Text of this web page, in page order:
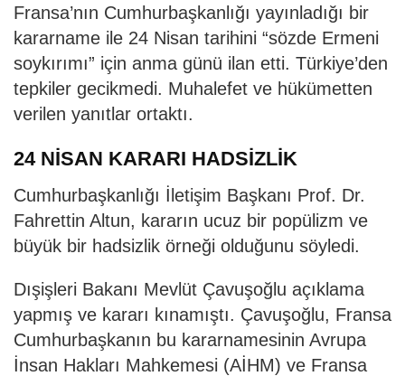
Fransa’nın Cumhurbaşkanlığı yayınladığı bir
kararname ile 24 Nisan tarihini “sözde Ermeni
soykırımı” için anma günü ilan etti. Türkiye’den
tepkiler gecikmedi. Muhalefet ve hükümetten
verilen yanıtlar ortaktı.
24 NİSAN KARARI HADSİZLİK
Cumhurbaşkanlığı İletişim Başkanı Prof. Dr.
Fahrettin Altun, kararın ucuz bir popülizm ve
büyük bir hadsizlik örneği olduğunu söyledi.
Dışişleri Bakanı Mevlüt Çavuşoğlu açıklama
yapmış ve kararı kınamıştı. Çavuşoğlu, Fransa
Cumhurbaşkanın bu kararnamesinin Avrupa
İnsan Hakları Mahkemesi (AİHM) ve Fransa